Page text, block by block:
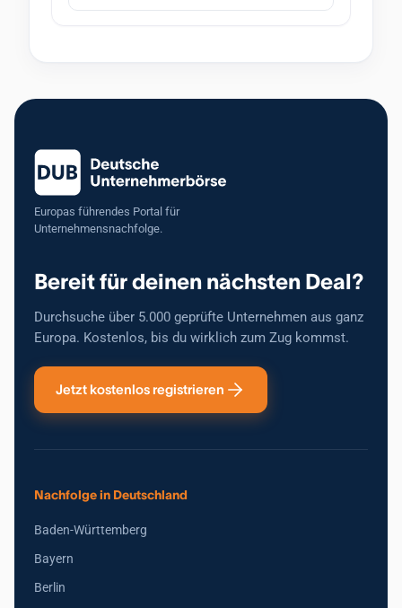
Europas führendes Portal für
Unternehmensnachfolge.
Bereit für deinen nächsten Deal?
Durchsuche über 5.000 geprüfte Unternehmen aus ganz
Europa. Kostenlos, bis du wirklich zum Zug kommst.
Jetzt kostenlos registrieren
Nachfolge in Deutschland
Baden-Württemberg
Bayern
Berlin